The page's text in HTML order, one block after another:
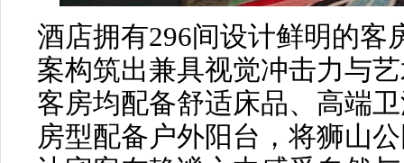
酒店拥有296间设计鲜明的客
案构筑出兼具视觉冲击力与
客房均配备舒适床品、高端
房型配备户外阳台，将狮山